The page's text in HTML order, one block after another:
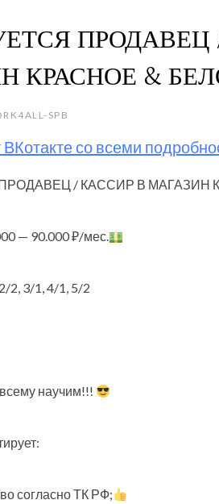
ПРОДАВЕЦ
КРАСНОЕ &
SPB
со всеми
/ КАССИР В МАГАЗИН
— 90.000 ₽/мес.
2, 3/1, 4/1, 5/2
научим!!!
согласно ТК РФ;